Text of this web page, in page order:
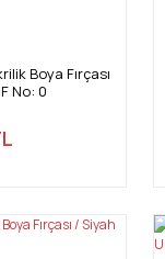
Boya Fırçası
No: 0